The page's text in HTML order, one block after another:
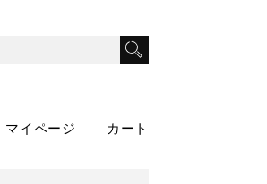
マイページ カート